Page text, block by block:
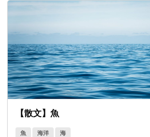
【散文】魚
魚 海洋 海